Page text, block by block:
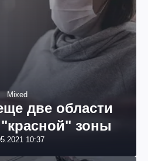
Mixed
две области
зоны
10:37